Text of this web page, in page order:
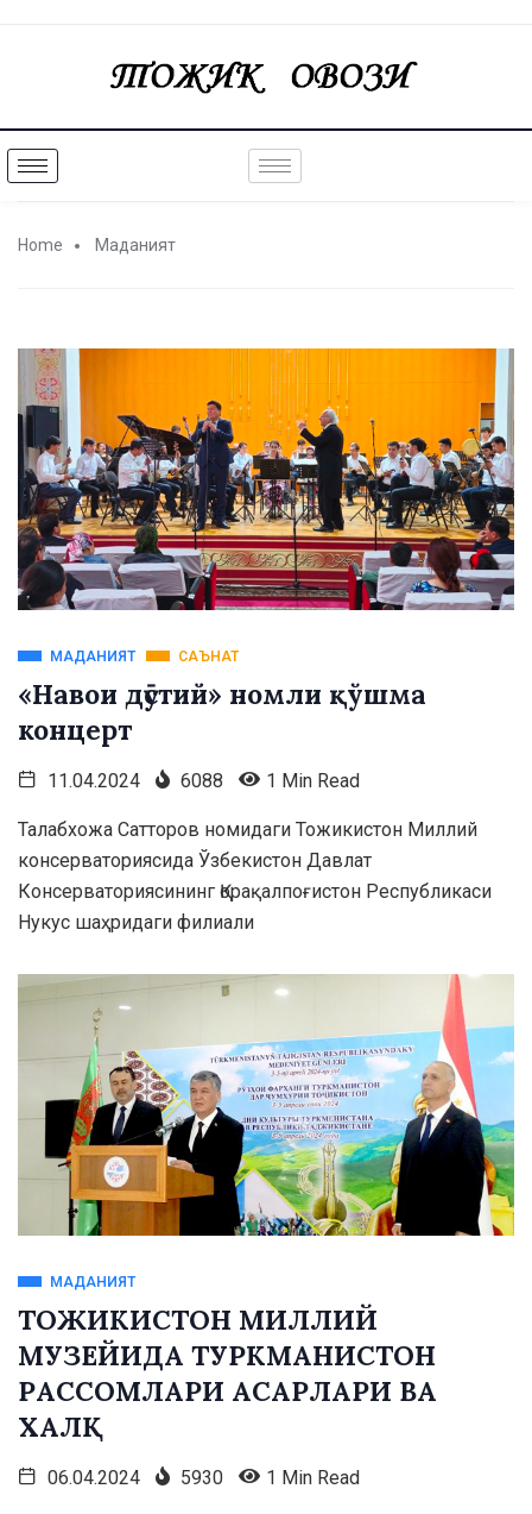
Home Маданият
МАДАНИЯТ САЪНАТ
«Навои дӯстий» номли қўшма
концерт
11.04.2024 6088 1 Min Read
Талабхожа Сатторов номидаги Тожикистон Миллий
консерваториясида Ўзбекистон Давлат
Консерваториясининг Қорақалпоғистон Республикаси
Нукус шаҳридаги филиали
МАДАНИЯТ
ТОЖИКИСТОН МИЛЛИЙ
МУЗЕЙИДА ТУРКМАНИСТОН
РАССОМЛАРИ АСАРЛАРИ ВА
ХАЛҚ
06.04.2024 5930 1 Min Read